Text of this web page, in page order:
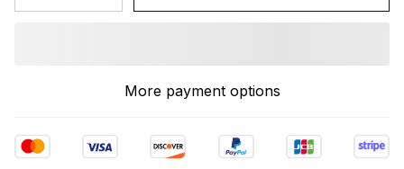
More payment options